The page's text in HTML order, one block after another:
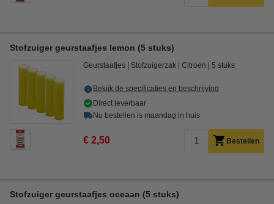
Stofzuiger geurstaafjes lemon (5 stuks)
Geurstaafjes Stofzuigerzak Citroen 5 stuks
Bekijk de specificaties en beschrijving
Direct leverbaar
Nu bestellen is maandag in huis
€ 2,50 Bestellen
Stofzuiger geurstaafjes oceaan (5 stuks)